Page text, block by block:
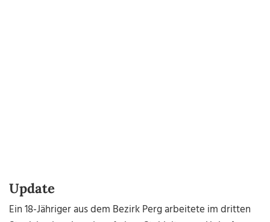
Update
Ein 18-Jähriger aus dem Bezirk Perg arbeitete im dritten